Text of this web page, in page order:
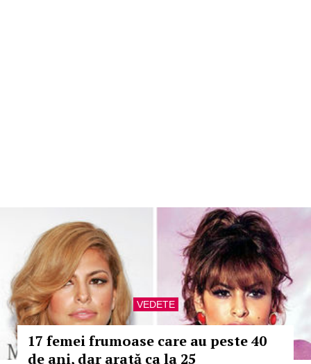
VEDETE
17 femei frumoase care au peste 40
de ani, dar arată ca la 25